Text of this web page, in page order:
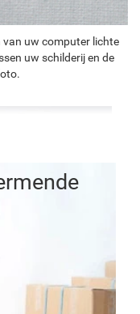
van uw computer lichte
uw schilderij en de